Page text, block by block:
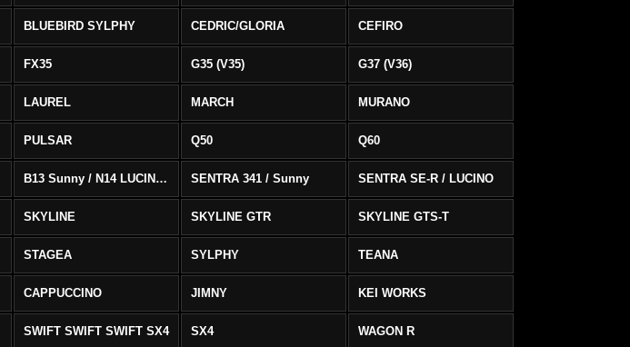
BLUEBIRD SYLPHY CEDRIC/GLORIA CEFIRO
FX35 G35 (V35) G37 (V36)
LAUREL MARCH MURANO
PULSAR Q50 Q60
B13 Sunny / N14 LUCINO / SENTRA 331 SENTRA 341 / Sunny SENTRA SE-R / LUCINO
SKYLINE SKYLINE GTR SKYLINE GTS-T
STAGEA SYLPHY TEANA
CAPPUCCINO JIMNY KEI WORKS
SWIFT SWIFT SWIFT SX4 SX4 WAGON R